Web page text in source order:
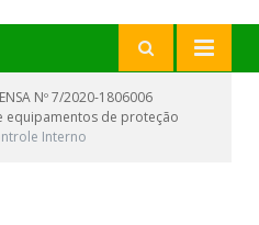
Nº 7/2020-1806006
equipamentos de proteção
Interno